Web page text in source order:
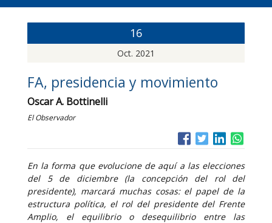
16
Oct. 2021
FA, presidencia y movimiento
Oscar A. Bottinelli
El Observador
En la forma que evolucione de aquí a las elecciones
del 5 de diciembre (la concepción del rol del
presidente), marcará muchas cosas: el papel de la
estructura política, el rol del presidente del Frente
Amplio, el equilibrio o desequilibrio entre las